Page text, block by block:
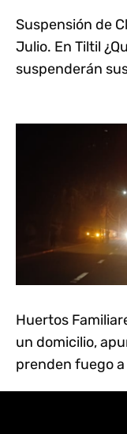
Suspensión de
Julio. En Tiltil
suspenderán
Huertos
un domicilio,
prenden fuego